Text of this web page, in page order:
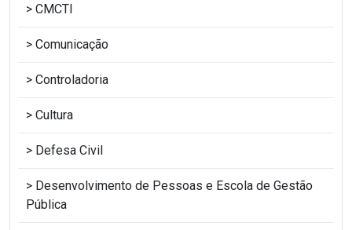
CMCTI
Comunicação
Controladoria
Cultura
Defesa Civil
Desenvolvimento de Pessoas e Escola de Gestão
Pública